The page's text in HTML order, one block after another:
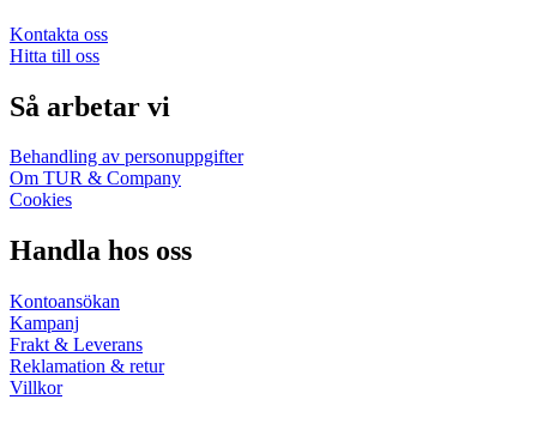
Kontakta oss
Hitta till oss
Så arbetar vi
Behandling av personuppgifter
Om TUR & Company
Cookies
Handla hos oss
Kontoansökan
Kampanj
Frakt & Leverans
Reklamation & retur
Villkor